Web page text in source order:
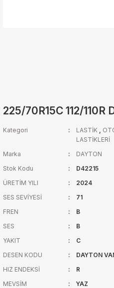
225/70R15C 112/110R
Kategori LASTİK ,
LASTİKLERİ
Marka
DAYTON
Stok Kodu
D42215
ÜRETİM YILI
2024
SES SEVİYESİ
71
FREN
B
SES
B
YAKIT
C
DESEN KODU
DAYTON
HIZ ENDEKSİ
R
MEVSİM
YAZ